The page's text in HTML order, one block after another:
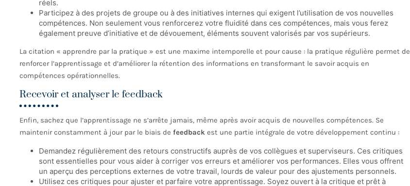
réels.
Participez à des projets de groupe ou à des initiatives internes qui exigent l’utilisation de vos nouvelles
compétences. Non seulement vous renforcerez votre fluidité dans ces compétences, mais vous ferez
également preuve d’initiative et de dévouement, éléments souvent valorisés par vos supérieurs.
La citation « apprendre par la pratique » est une maxime intemporelle et pour cause : la pratique régulière permet de
renforcer l’apprentissage et d’améliorer la rétention des informations en transformant le savoir acquis en
compétences opérationnelles.
Recevoir et analyser le feedback
Enfin, sachez que l’apprentissage ne s’arrête jamais, même après avoir acquis de nouvelles compétences. Se
maintenir constamment à jour par le biais de feedback est une partie intégrale de votre développement continu :
Demandez régulièrement des retours constructifs auprès de vos collègues et superviseurs. Ces critiques
sont essentielles pour vous aider à corriger vos erreurs et améliorer vos performances. Elles vous offrent
un aperçu des perceptions externes de votre travail, lourds de valeur pour des ajustements personnels.
Utilisez ces critiques pour ajuster et parfaire votre apprentissage. Soyez ouvert à la critique et prêt à